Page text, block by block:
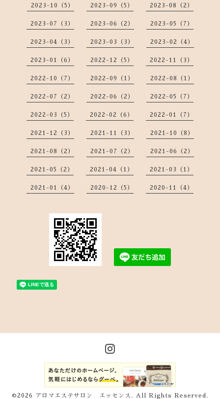
2023-10（5） 2023-09（5） 2023-08（2）
2023-07（3） 2023-06（2） 2023-05（7）
2023-04（3） 2023-03（3） 2023-02（4）
2023-01（6） 2022-12（5） 2022-11（3）
2022-10（7） 2022-09（1） 2022-08（1）
2022-07（2） 2022-06（2） 2022-05（7）
2022-03（5） 2022-02（6） 2022-01（7）
2021-12（3） 2021-11（3） 2021-10（8）
2021-08（2） 2021-07（2） 2021-06（2）
2021-05（2） 2021-04（1） 2021-03（1）
2021-01（4） 2020-12（5） 2020-11（4）
©2026 アロマエステサロン エッセンス . All Rights Reserved.